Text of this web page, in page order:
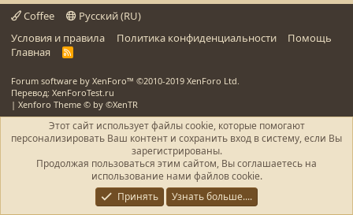
Coffee
Русский (RU)
Условия и правила
Политика конфиденциальности
Помощь
Главная
R
Forum software by XenForo™ ©2010-2019 XenForo Ltd.
Перевод: XenForoTest.ru
| Xenforo Theme © by ©XenTR
Этот сайт использует файлы cookie, которые помогают
персонализировать Ваш контент и сохранить вход в систему, если Вы
зарегистрированы.
Продолжая пользоваться этим сайтом, Вы соглашаетесь на
использование нами файлов cookie.
Принять
Узнать больше....